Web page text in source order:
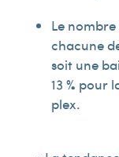
Le
chacune
soit une
13 % pour
plex.